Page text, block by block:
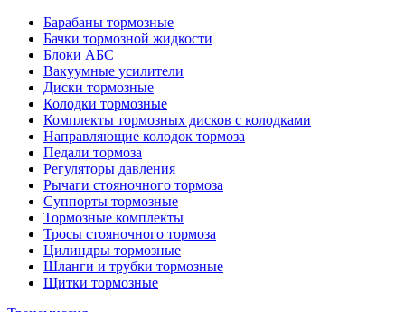
Барабаны тормозные
Бачки тормозной жидкости
Блоки АБС
Вакуумные усилители
Диски тормозные
Колодки тормозные
Комплекты тормозных дисков с колодками
Направляющие колодок тормоза
Педали тормоза
Регуляторы давления
Рычаги стояночного тормоза
Суппорты тормозные
Тормозные комплекты
Тросы стояночного тормоза
Цилиндры тормозные
Шланги и трубки тормозные
Щитки тормозные